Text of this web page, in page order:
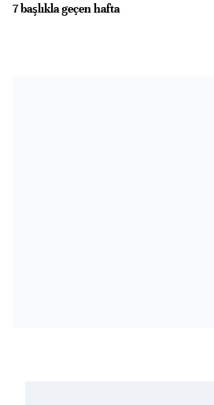
7 başlıkla geçen hafta